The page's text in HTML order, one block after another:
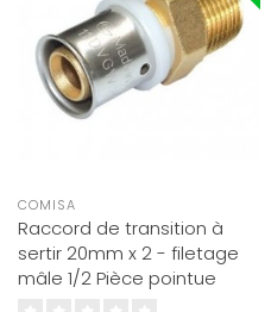
COMISA
Raccord de transition à
sertir 20mm x 2 - filetage
mâle 1/2 Pièce pointue